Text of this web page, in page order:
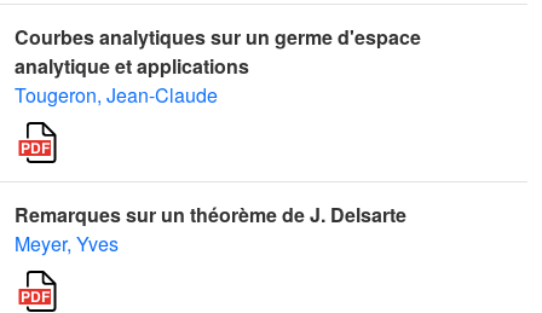
Courbes analytiques sur un germe d'espace
analytique et applications
Tougeron, Jean-Claude
Remarques sur un théorème de J. Delsarte
Meyer, Yves